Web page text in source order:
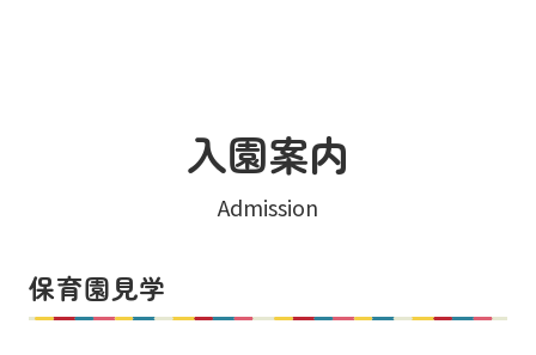
入園案内
Admission
保育園見学